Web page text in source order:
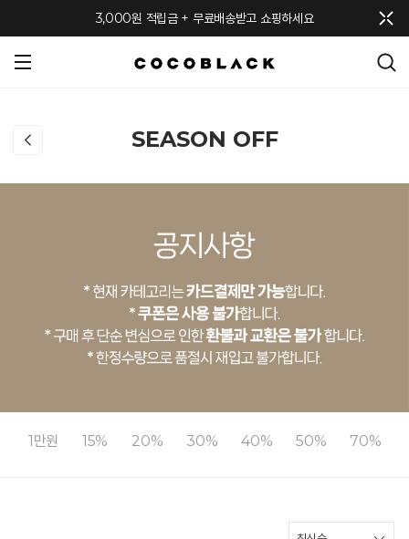
3,000원 적립금 + 무료배송받고 쇼핑하세요
SEASON OFF
1만원 15% 20% 30% 40% 50% 70%